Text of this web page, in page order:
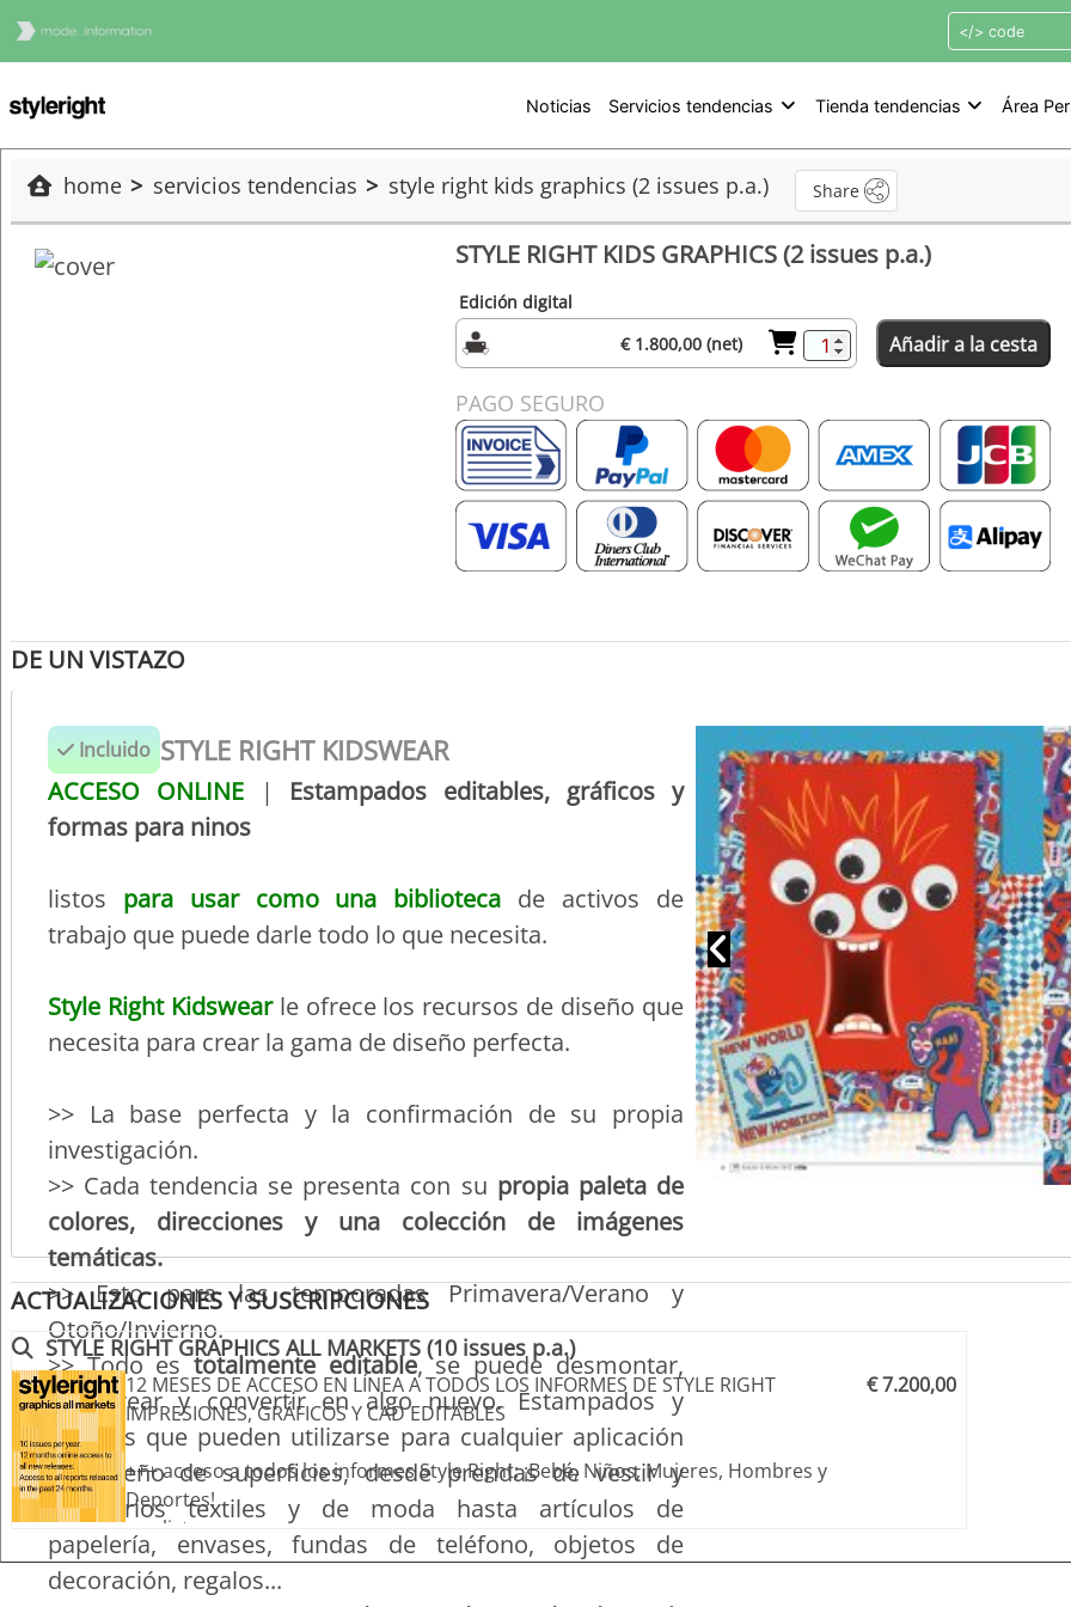
Noticias Servicios tendencias Tienda tendencias Área
home servicios tendencias style right kids graphics (2 issues p.a.) Share
STYLE RIGHT KIDS GRAPHICS (2 issues p.a.)
Edición digital
€ 1.800,00 (net)
Añadir a la cesta
PAGO SEGURO
DE UN VISTAZO
Incluido STYLE RIGHT KIDSWEAR
ACCESO ONLINE| Estampados editables, gráficos y
formas para ninos
listos para usar como una biblioteca de activos de
trabajo que puede darle todo lo que necesita.
Style Right Kidswearle ofrece los recursos de diseño que
necesita para crear la gama de diseño perfecta.
>> La base perfecta y la confirmación de su propia
investigación.
>> Cada tendencia se presenta con su propia paleta de
colores, direcciones y una colección de imágenes
temáticas.
>> Esto para las temporadas Primavera/Verano y
Otoño/Invierno.
>> Todo estotalmente editable, se puede desmontar,
recolorear y convertir en algo nuevo. Estampados y
gráficos que pueden utilizarse para cualquier aplicación
de diseño de superficies, desde prendas de vestir y
accesorios textiles y de moda hasta artículos de
papelería, envases, fundas de teléfono, objetos de
decoración, regalos...
ACTUALIZACIONES Y SUSCRIPCIONES
STYLE RIGHT GRAPHICS ALL MARKETS (10 issues p.a.)
12 MESES DE ACCESO EN LÍNEA A TODOS LOS INFORMES DE STYLE RIGHT
IMPRESIONES, GRÁFICOS Y CAD EDITABLES
+++ acceso a todos los informes Style Right: ¡Bebé, Niños, Mujeres, Hombres y
Deportes!
+++ listo para usar
+++ acceso a todas las novedades durante los 12 meses de afiliación
+++ ¡incluye acceso a todos los informes publicados en los últimos 24 meses!
€ 7.200,00